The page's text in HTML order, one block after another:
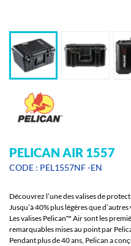
PELICAN AIR 1557
CODE : PEL1557NF -EN
Découvrez l’une des valises de
Jusqu’à 40% plus légères que
Les valises Pelican™ Air sont les
remarquables mises au point par
Pendant plus de 40 ans, Pelican a